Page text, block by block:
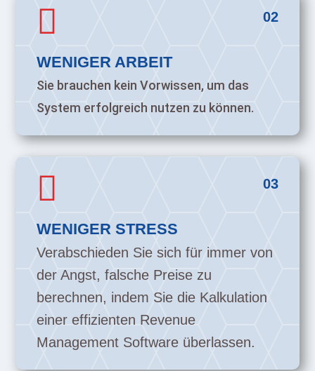
02

WENIGER ARBEIT
Sie brauchen kein Vorwissen, um das
System erfolgreich nutzen zu können.
03

WENIGER STRESS
Verabschieden Sie sich für immer von
der Angst, falsche Preise zu
berechnen, indem Sie die Kalkulation
einer effizienten Revenue
Management Software überlassen.